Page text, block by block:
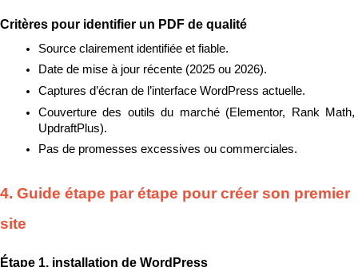
Critères pour identifier un PDF de qualité
Source clairement identifiée et fiable.
Date de mise à jour récente (2025 ou 2026).
Captures d’écran de l’interface WordPress actuelle.
Couverture des outils du marché (Elementor, Rank Math,
UpdraftPlus).
Pas de promesses excessives ou commerciales.
4. Guide étape par étape pour créer son premier
site
Étape 1, installation de WordPress